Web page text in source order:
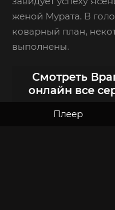
женой Мурата. В
коварный план,
выполнены.
Смотреть
онлайн все
Плеер